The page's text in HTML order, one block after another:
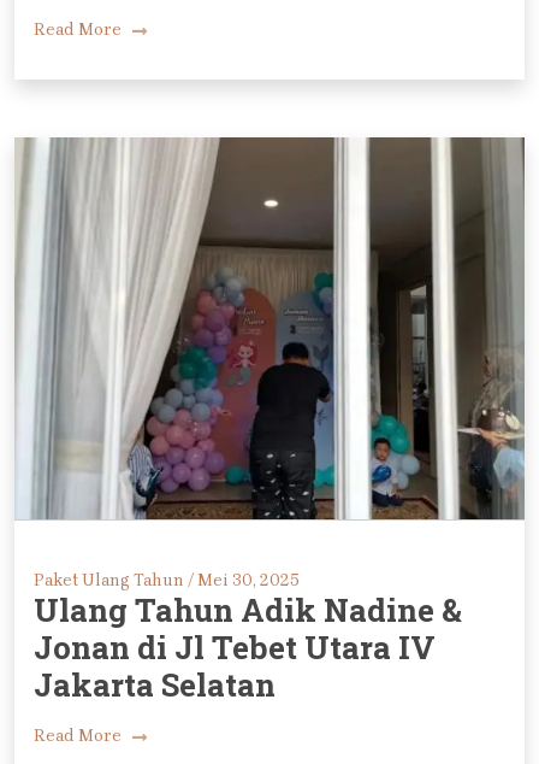
Read More
Paket Ulang Tahun /Mei 30, 2025
Ulang Tahun Adik Nadine &
Jonan di Jl Tebet Utara IV
Jakarta Selatan
Read More